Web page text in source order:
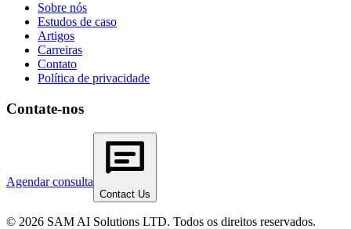
Sobre nós
Estudos de caso
Artigos
Carreiras
Contato
Política de privacidade
Contate-nos
Agendar consulta
Contact Us
© 2026 SAM AI Solutions LTD. Todos os direitos reservados.